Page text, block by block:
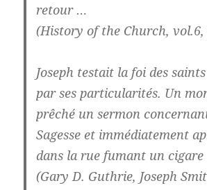
retour …
(History of the Church, vol.6,
Joseph testait la foi des
par ses particularités. Un
prêché un sermon
Sagesse et immédiatement
dans la rue fumant un
(Gary D. Guthrie, Joseph